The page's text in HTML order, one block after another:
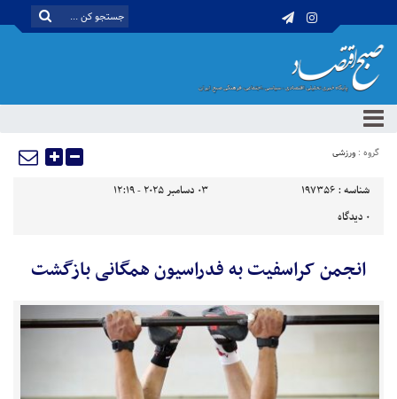
گروه : ورزشی
شناسه : 197356
03 دسامبر 2025 - 12:19
0 دیدگاه
انجمن کراسفیت به فدراسیون همگانی بازگشت